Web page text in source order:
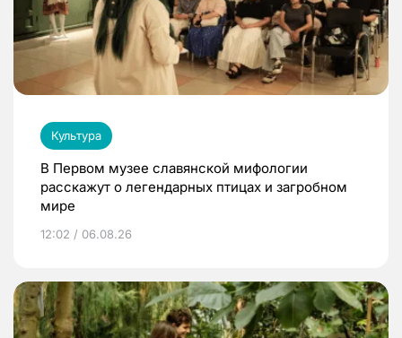
Культура
В Первом музее славянской мифологии
расскажут о легендарных птицах и загробном
мире
12:02 / 06.08.26